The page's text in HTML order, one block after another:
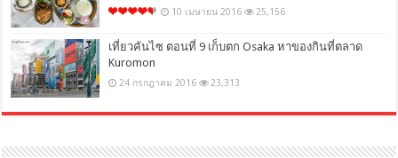
10 เมษายน 2016 25,156
เที่ยวคันไซ ตอนที่ 9 เก็บตก Osaka หาของกินที่ตลาด
Kuromon
24 กรกฎาคม 2016 23,313